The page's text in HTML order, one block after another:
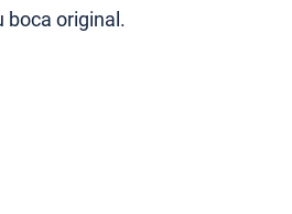
boca original.